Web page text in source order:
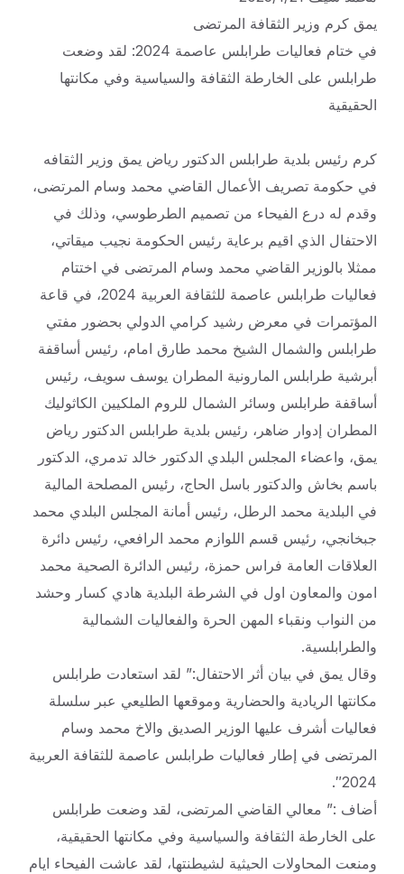
يمق كرم وزير الثقافة المرتضى
في ختام فعاليات طرابلس عاصمة 2024: لقد وضعت
طرابلس على الخارطة الثقافة والسياسية وفي مكانتها
الحقيقية
كرم رئيس بلدية طرابلس الدكتور رياض يمق وزير الثقافه
في حكومة تصريف الأعمال القاضي محمد وسام المرتضى،
وقدم له درع الفيحاء من تصميم الطرطوسي، وذلك في
الاحتفال الذي اقيم برعاية رئيس الحكومة نجيب ميقاتي،
ممثلا بالوزير القاضي محمد وسام المرتضى في اختتام
فعاليات طرابلس عاصمة للثقافة العربية 2024، في قاعة
المؤتمرات في معرض رشيد كرامي الدولي بحضور مفتي
طرابلس والشمال الشيخ محمد طارق امام، رئيس أساقفة
أبرشية طرابلس المارونية المطران يوسف سويف، رئيس
أساقفة طرابلس وسائر الشمال للروم الملكيين الكاثوليك
المطران إدوار ضاهر، رئيس بلدية طرابلس الدكتور رياض
يمق، واعضاء المجلس البلدي الدكتور خالد تدمري، الدكتور
باسم بخاش والدكتور باسل الحاج، رئيس المصلحة المالية
في البلدية محمد الرطل، رئيس أمانة المجلس البلدي محمد
جبخانجي، رئيس قسم اللوازم محمد الرافعي، رئيس دائرة
العلاقات العامة فراس حمزة، رئيس الدائرة الصحية محمد
امون والمعاون اول في الشرطة البلدية هادي كسار وحشد
من النواب ونقباء المهن الحرة والفعاليات الشمالية
والطرابلسية.
وقال يمق في بيان أثر الاحتفال:” لقد استعادت طرابلس
مكانتها الريادية والحضارية وموقعها الطليعي عبر سلسلة
فعاليات أشرف عليها الوزير الصديق والاخ محمد وسام
المرتضى في إطار فعاليات طرابلس عاصمة للثقافة العربية
2024″.
أضاف :” معالي القاضي المرتضى، لقد وضعت طرابلس
على الخارطة الثقافة والسياسية وفي مكانتها الحقيقية،
ومنعت المحاولات الحيثية لشيطنتها، لقد عاشت الفيحاء ايام